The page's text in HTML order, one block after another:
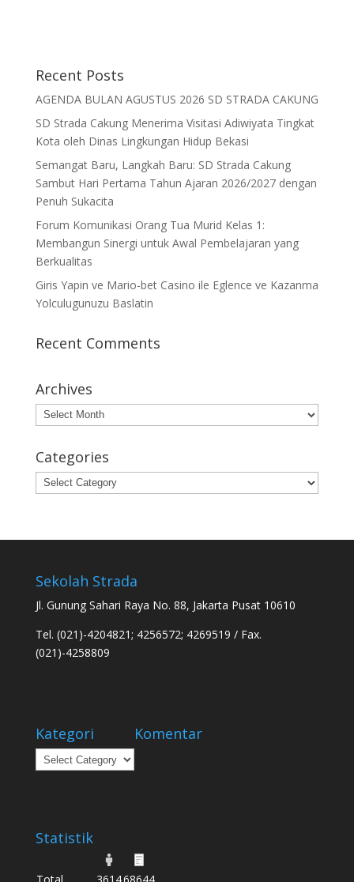
Recent Posts
AGENDA BULAN AGUSTUS 2026 SD STRADA CAKUNG
SD Strada Cakung Menerima Visitasi Adiwiyata Tingkat
Kota oleh Dinas Lingkungan Hidup Bekasi
Semangat Baru, Langkah Baru: SD Strada Cakung
Sambut Hari Pertama Tahun Ajaran 2026/2027 dengan
Penuh Sukacita
Forum Komunikasi Orang Tua Murid Kelas 1:
Membangun Sinergi untuk Awal Pembelajaran yang
Berkualitas
Giris Yapin ve Mario-bet Casino ile Eglence ve Kazanma
Yolculugunuzu Baslatin
Recent Comments
Archives
Archives
Categories
Categories
Sekolah Strada
Jl. Gunung Sahari Raya No. 88, Jakarta Pusat 10610
Tel. (021)-4204821; 4256572; 4269519 / Fax.
(021)-4258809
Kategori
Kategori
Komentar
Statistik
Total 361468644